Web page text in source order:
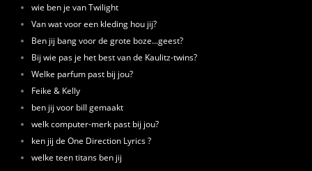
wie ben je van Twilight
Van wat voor een kleding hou jij?
Ben jij bang voor de grote boze...geest?
Bij wie pas je het best van de Kaulitz-twins?
Welke parfum past bij jou?
Feike & Kelly
ben jij voor bill gemaakt
welk computer-merk past bij jou?
ken jij de One Direction Lyrics ?
welke teen titans ben jij